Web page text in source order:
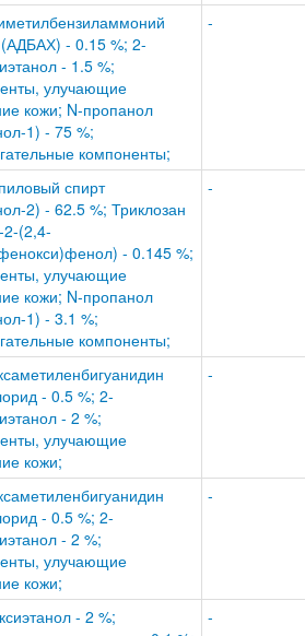
- 0.15 %; 2-
- 1.5 %;
улучающие
кожи; N-пропанол
1) - 75 %;
компоненты;
-
спирт
2) - 62.5 %; Триклозан
2-(2,4-
- 0.145 %;
улучающие
кожи; N-пропанол
1) - 3.1 %;
компоненты;
-
- 0.5 %; 2-
- 2 %;
улучающие
кожи;
-
- 0.5 %; 2-
- 2 %;
улучающие
кожи;
-
- 2 %;
-